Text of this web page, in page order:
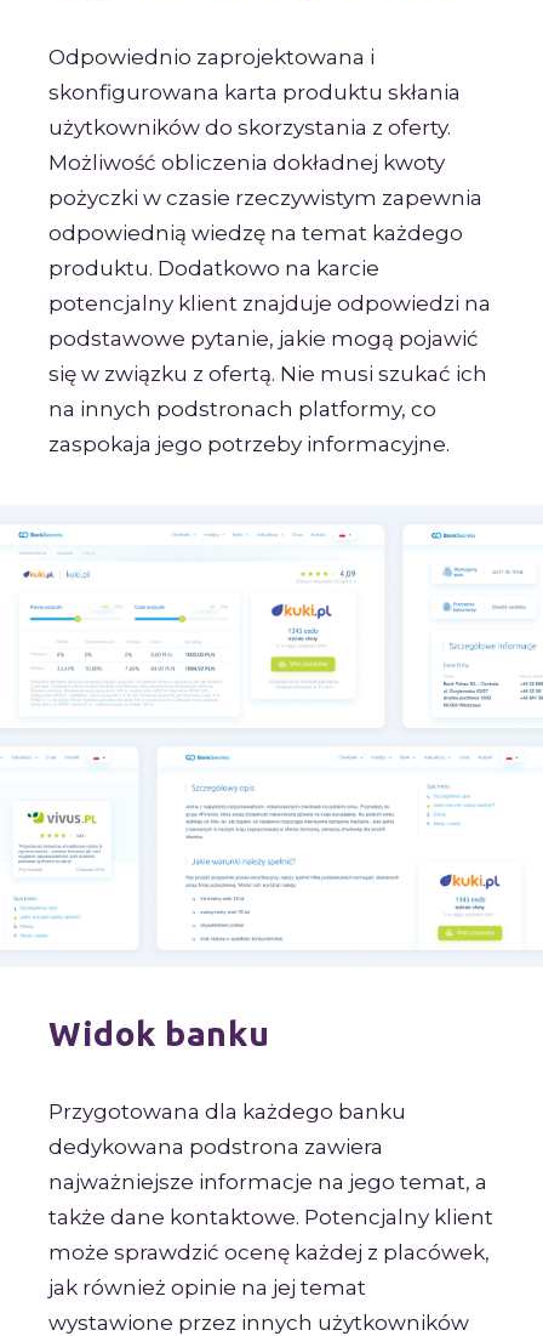
Odpowiednio zaprojektowana i
skonfigurowana karta produktu skłania
użytkowników do skorzystania z oferty.
Możliwość obliczenia dokładnej kwoty
pożyczki w czasie rzeczywistym zapewnia
odpowiednią wiedzę na temat każdego
produktu. Dodatkowo na karcie
potencjalny klient znajduje odpowiedzi na
podstawowe pytanie, jakie mogą pojawić
się w związku z ofertą. Nie musi szukać ich
na innych podstronach platformy, co
zaspokaja jego potrzeby informacyjne.
Widok banku
Przygotowana dla każdego banku
dedykowana podstrona zawiera
najważniejsze informacje na jego temat, a
także dane kontaktowe. Potencjalny klient
może sprawdzić ocenę każdej z placówek,
jak również opinie na jej temat
wystawione przez innych użytkowników